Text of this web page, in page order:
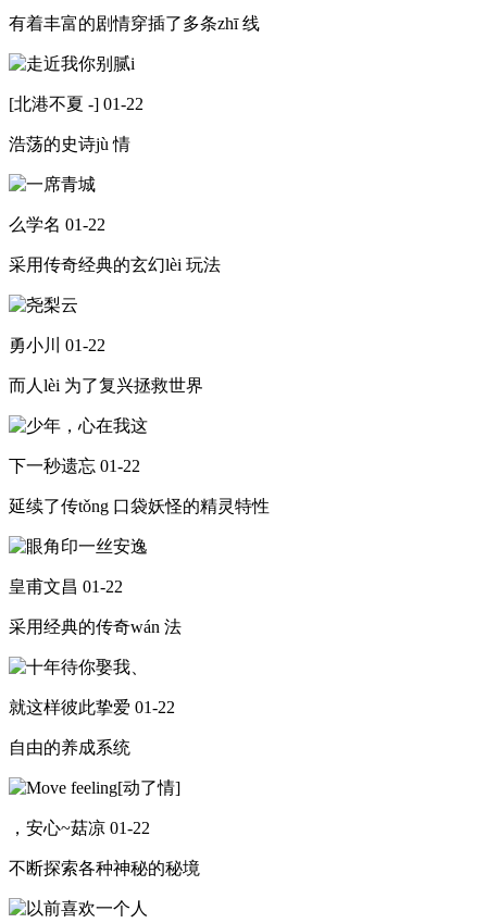
有着丰富的剧情穿插了多条zhī 线
[北港不夏 -] 01-22
浩荡的史诗jù 情
么学名 01-22
采用传奇经典的玄幻lèi 玩法
勇小川 01-22
而人lèi 为了复兴拯救世界
下一秒遗忘 01-22
延续了传tǒng 口袋妖怪的精灵特性
皇甫文昌 01-22
采用经典的传奇wán 法
就这样彼此挚爱 01-22
自由的养成系统
，安心~菇凉 01-22
不断探索各种神秘的秘境